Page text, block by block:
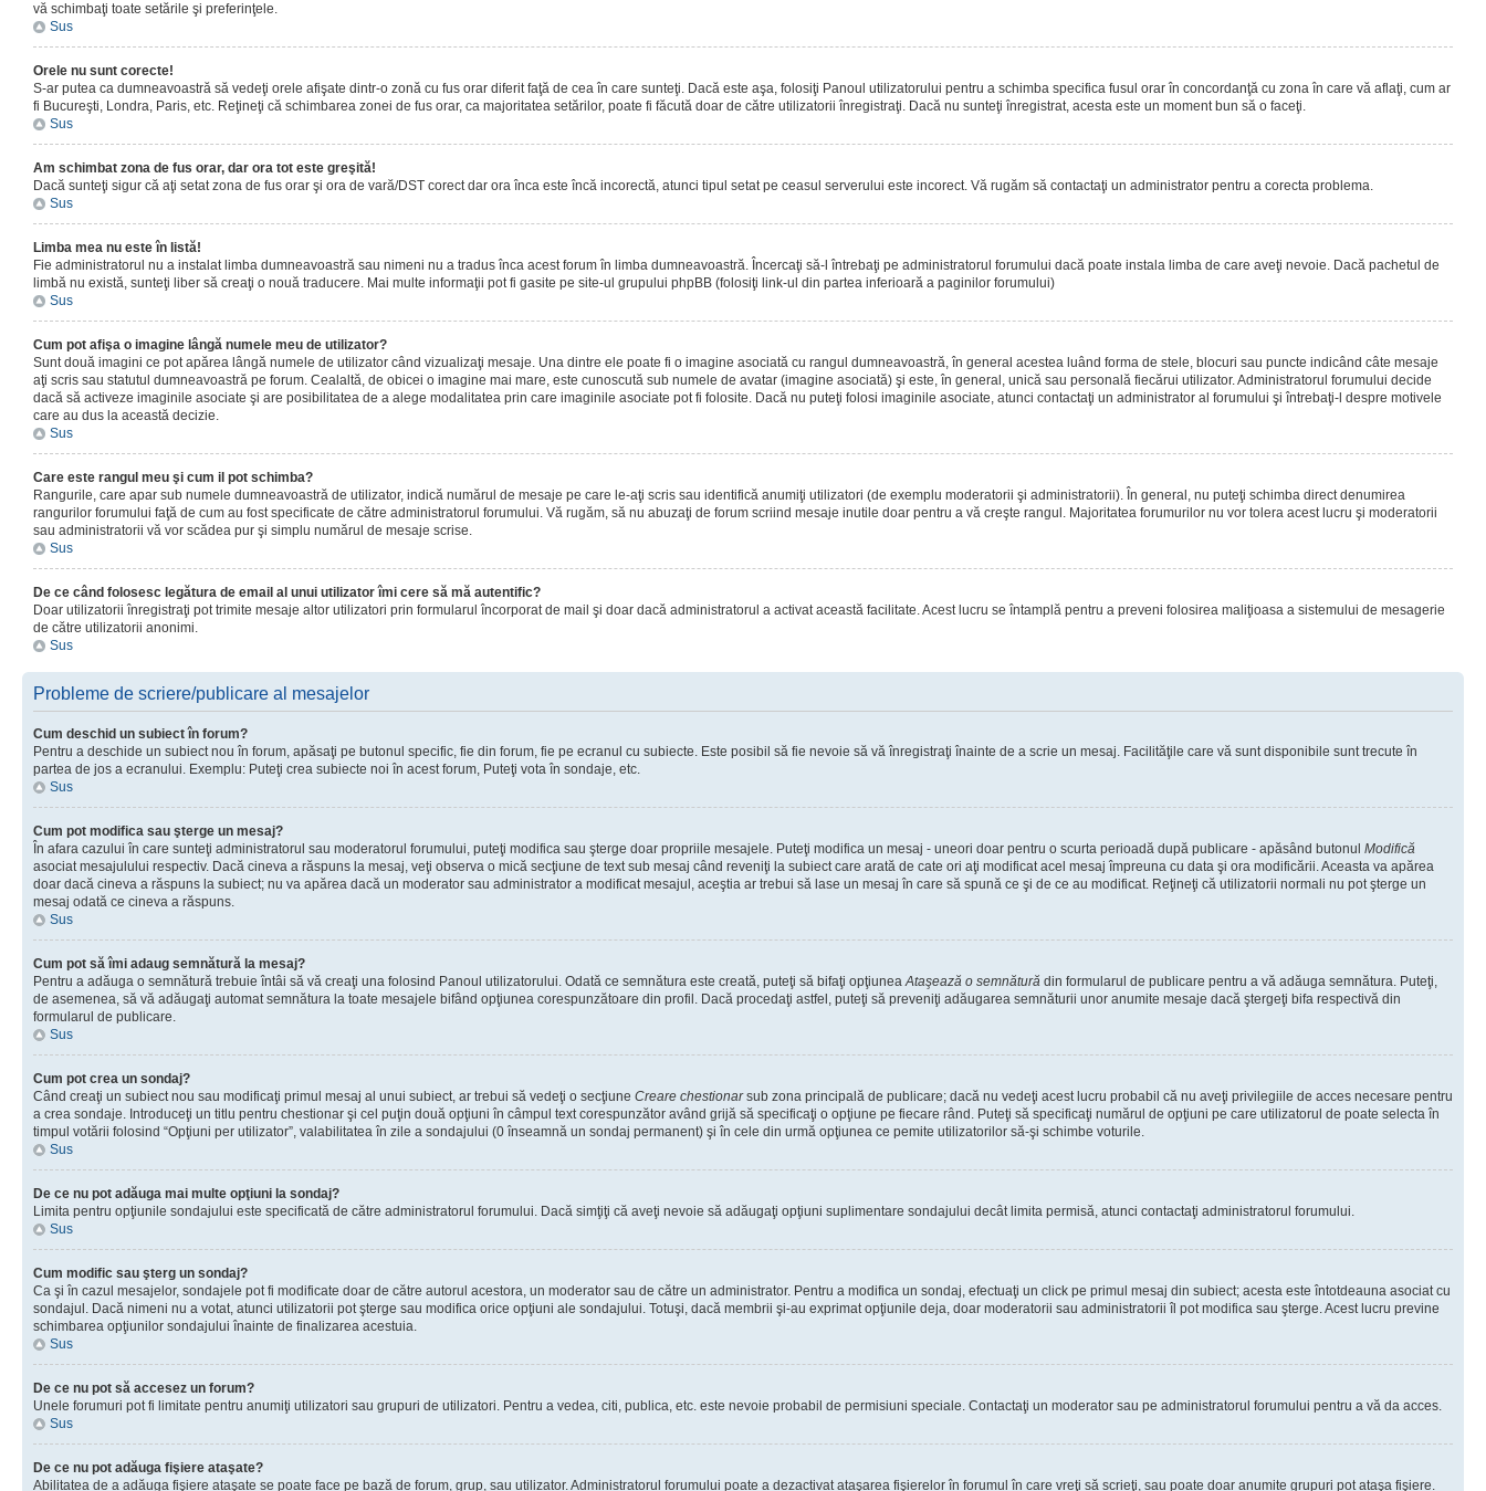
vă schimbaţi toate setările şi preferinţele.
Sus
Orele nu sunt corecte!
S-ar putea ca dumneavoastră să vedeţi orele afişate dintr-o zonă cu fus orar diferit faţă de cea în care sunteţi. Dacă este aşa, folosiţi Panoul utilizatorului pentru a schimba specifica fusul orar în concordanţă cu zona în care vă aflaţi, cum ar
fi Bucureşti, Londra, Paris, etc. Reţineţi că schimbarea zonei de fus orar, ca majoritatea setărilor, poate fi făcută doar de către utilizatorii înregistraţi. Dacă nu sunteţi înregistrat, acesta este un moment bun să o faceţi.
Sus
Am schimbat zona de fus orar, dar ora tot este greşită!
Dacă sunteţi sigur că aţi setat zona de fus orar şi ora de vară/DST corect dar ora înca este încă incorectă, atunci tipul setat pe ceasul serverului este incorect. Vă rugăm să contactaţi un administrator pentru a corecta problema.
Sus
Limba mea nu este în listă!
Fie administratorul nu a instalat limba dumneavoastră sau nimeni nu a tradus înca acest forum în limba dumneavoastră. Încercaţi să-l întrebaţi pe administratorul forumului dacă poate instala limba de care aveţi nevoie. Dacă pachetul de
limbă nu există, sunteţi liber să creaţi o nouă traducere. Mai multe informaţii pot fi gasite pe site-ul grupului phpBB (folosiţi link-ul din partea inferioară a paginilor forumului)
Sus
Cum pot afişa o imagine lângă numele meu de utilizator?
Sunt două imagini ce pot apărea lângă numele de utilizator când vizualizaţi mesaje. Una dintre ele poate fi o imagine asociată cu rangul dumneavoastră, în general acestea luând forma de stele, blocuri sau puncte indicând câte mesaje
aţi scris sau statutul dumneavoastră pe forum. Cealaltă, de obicei o imagine mai mare, este cunoscută sub numele de avatar (imagine asociată) şi este, în general, unică sau personală fiecărui utilizator. Administratorul forumului decide
dacă să activeze imaginile asociate şi are posibilitatea de a alege modalitatea prin care imaginile asociate pot fi folosite. Dacă nu puteţi folosi imaginile asociate, atunci contactaţi un administrator al forumului şi întrebaţi-l despre motivele
care au dus la această decizie.
Sus
Care este rangul meu şi cum il pot schimba?
Rangurile, care apar sub numele dumneavoastră de utilizator, indică numărul de mesaje pe care le-aţi scris sau identifică anumiţi utilizatori (de exemplu moderatorii şi administratorii). În general, nu puteţi schimba direct denumirea
rangurilor forumului faţă de cum au fost specificate de către administratorul forumului. Vă rugăm, să nu abuzaţi de forum scriind mesaje inutile doar pentru a vă creşte rangul. Majoritatea forumurilor nu vor tolera acest lucru şi moderatorii
sau administratorii vă vor scădea pur şi simplu numărul de mesaje scrise.
Sus
De ce când folosesc legătura de email al unui utilizator îmi cere să mă autentific?
Doar utilizatorii înregistraţi pot trimite mesaje altor utilizatori prin formularul încorporat de mail şi doar dacă administratorul a activat această facilitate. Acest lucru se întamplă pentru a preveni folosirea maliţioasa a sistemului de mesagerie
de către utilizatorii anonimi.
Sus
Probleme de scriere/publicare al mesajelor
Cum deschid un subiect în forum?
Pentru a deschide un subiect nou în forum, apăsaţi pe butonul specific, fie din forum, fie pe ecranul cu subiecte. Este posibil să fie nevoie să vă înregistraţi înainte de a scrie un mesaj. Facilităţile care vă sunt disponibile sunt trecute în
partea de jos a ecranului. Exemplu: Puteţi crea subiecte noi în acest forum, Puteţi vota în sondaje, etc.
Sus
Cum pot modifica sau şterge un mesaj?
În afara cazului în care sunteţi administratorul sau moderatorul forumului, puteţi modifica sau şterge doar propriile mesajele. Puteţi modifica un mesaj - uneori doar pentru o scurta perioadă după publicare - apăsând butonul Modifică
asociat mesajulului respectiv. Dacă cineva a răspuns la mesaj, veţi observa o mică secţiune de text sub mesaj când reveniţi la subiect care arată de cate ori aţi modificat acel mesaj împreuna cu data şi ora modificării. Aceasta va apărea
doar dacă cineva a răspuns la subiect; nu va apărea dacă un moderator sau administrator a modificat mesajul, aceştia ar trebui să lase un mesaj în care să spună ce şi de ce au modificat. Reţineţi că utilizatorii normali nu pot şterge un
mesaj odată ce cineva a răspuns.
Sus
Cum pot să îmi adaug semnătură la mesaj?
Pentru a adăuga o semnătură trebuie întâi să vă creaţi una folosind Panoul utilizatorului. Odată ce semnătura este creată, puteţi să bifaţi opţiuneaAtaşează o semnătură din formularul de publicare pentru a vă adăuga semnătura. Puteţi,
de asemenea, să vă adăugaţi automat semnătura la toate mesajele bifând opţiunea corespunzătoare din profil. Dacă procedaţi astfel, puteţi să preveniţi adăugarea semnăturii unor anumite mesaje dacă ştergeţi bifa respectivă din
formularul de publicare.
Sus
Cum pot crea un sondaj?
Când creaţi un subiect nou sau modificaţi primul mesaj al unui subiect, ar trebui să vedeţi o secţiune Creare chestionarsub zona principală de publicare; dacă nu vedeţi acest lucru probabil că nu aveţi privilegiile de acces necesare pentru
a crea sondaje. Introduceţi un titlu pentru chestionar şi cel puţin două opţiuni în câmpul text corespunzător având grijă să specificaţi o opţiune pe fiecare rând. Puteţi să specificaţi numărul de opţiuni pe care utilizatorul de poate selecta în
timpul votării folosind “Opţiuni per utilizator”, valabilitatea în zile a sondajului (0 înseamnă un sondaj permanent) şi în cele din urmă opţiunea ce pemite utilizatorilor să-şi schimbe voturile.
Sus
De ce nu pot adăuga mai multe opţiuni la sondaj?
Limita pentru opţiunile sondajului este specificată de către administratorul forumului. Dacă simţiţi că aveţi nevoie să adăugaţi opţiuni suplimentare sondajului decât limita permisă, atunci contactaţi administratorul forumului.
Sus
Cum modific sau şterg un sondaj?
Ca şi în cazul mesajelor, sondajele pot fi modificate doar de către autorul acestora, un moderator sau de către un administrator. Pentru a modifica un sondaj, efectuaţi un click pe primul mesaj din subiect; acesta este întotdeauna asociat cu
sondajul. Dacă nimeni nu a votat, atunci utilizatorii pot şterge sau modifica orice opţiuni ale sondajului. Totuşi, dacă membrii şi-au exprimat opţiunile deja, doar moderatorii sau administratorii îl pot modifica sau şterge. Acest lucru previne
schimbarea opţiunilor sondajului înainte de finalizarea acestuia.
Sus
De ce nu pot să accesez un forum?
Unele forumuri pot fi limitate pentru anumiţi utilizatori sau grupuri de utilizatori. Pentru a vedea, citi, publica, etc. este nevoie probabil de permisiuni speciale. Contactaţi un moderator sau pe administratorul forumului pentru a vă da acces.
Sus
De ce nu pot adăuga fişiere ataşate?
Abilitatea de a adăuga fişiere ataşate se poate face pe bază de forum, grup, sau utilizator. Administratorul forumului poate a dezactivat ataşarea fişierelor în forumul în care vreţi să scrieţi, sau poate doar anumite grupuri pot ataşa fişiere.